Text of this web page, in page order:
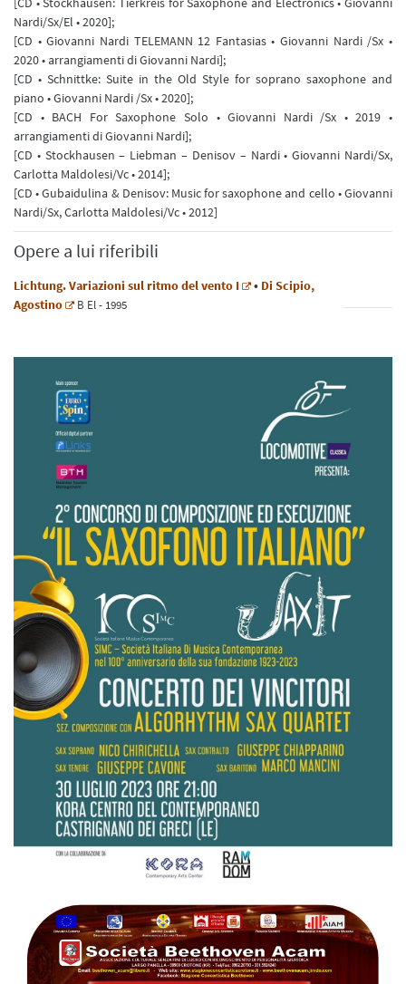
Nardi/Sx/El • 2020];
[CD • Giovanni Nardi TELEMANN 12 Fantasias • Giovanni Nardi /Sx •
2020 • arrangiamenti di Giovanni Nardi];
[CD • Schnittke: Suite in the Old Style for soprano saxophone and
piano • Giovanni Nardi /Sx • 2020];
[CD • BACH For Saxophone Solo • Giovanni Nardi /Sx • 2019 •
arrangiamenti di Giovanni Nardi];
[CD • Stockhausen – Liebman – Denisov – Nardi • Giovanni Nardi/Sx,
Carlotta Maldolesi/Vc • 2014];
[CD • Gubaidulina & Denisov: Music for saxophone and cello • Giovanni
Nardi/Sx, Carlotta Maldolesi/Vc • 2012]
Opere a lui riferibili
Lichtung. Variazioni sul ritmo del vento I • Di Scipio,
Agostino
B El- 1995